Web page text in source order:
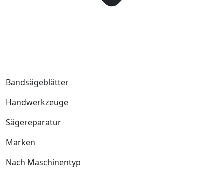
Bandsägeblätter
Handwerkzeuge
Sägereparatur
Marken
Nach Maschinentyp